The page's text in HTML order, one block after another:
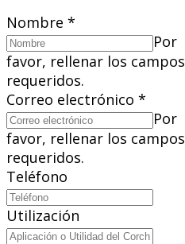
Nombre *
Por
favor, rellenar los campos
requeridos.
Correo electrónico *
Por
favor, rellenar los campos
requeridos.
Teléfono
Utilización